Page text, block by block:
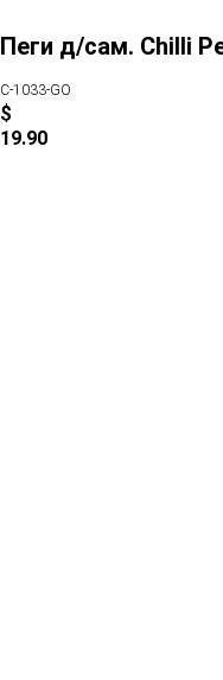
Пеги д/сам. Chilli
C-1033-GO
$
19.90